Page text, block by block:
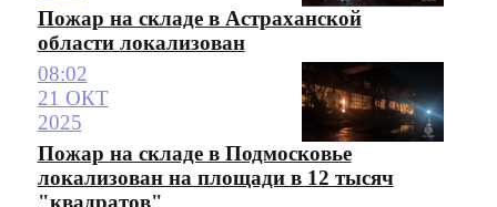
Пожар на складе в Астраханской
области локализован
08:02
21 ОКТ
2025
Пожар на складе в Подмосковье
локализован на площади в 12 тысяч
"квадратов"